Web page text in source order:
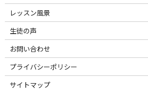
レッスン風景
生徒の声
お問い合わせ
プライバシーポリシー
サイトマップ